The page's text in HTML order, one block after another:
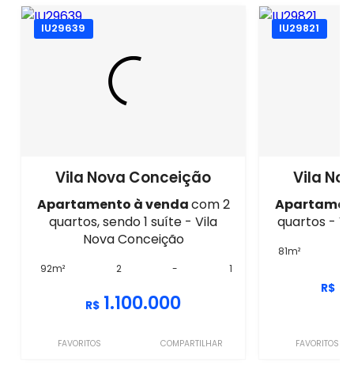
IU29639
Vila Nova Conceição
Apartamento à vendacom 2
quartos, sendo 1 suíte - Vila
Nova Conceição
92m² 2 - 1
R$ 1.100.000
FAVORITOS COMPARTILHAR
IU29821
Vila
quartos -
81m²
R$
FAVORITOS